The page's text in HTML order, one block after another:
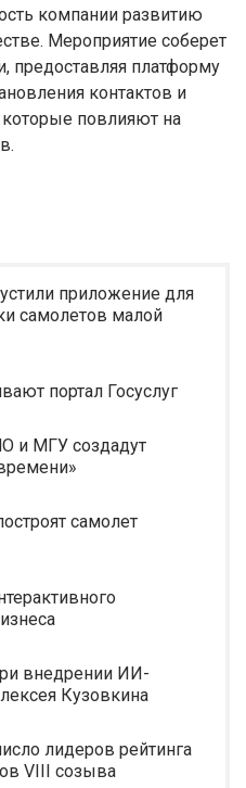
компании развитию
Мероприятие соберет
предоставляя платформу
контактов и
повлияют на
приложение для
самолетов малой
портал Госуслуг
и МГУ создадут
самолет
внедрении ИИ-
Кузовкина
лидеров рейтинга
VIII созыва